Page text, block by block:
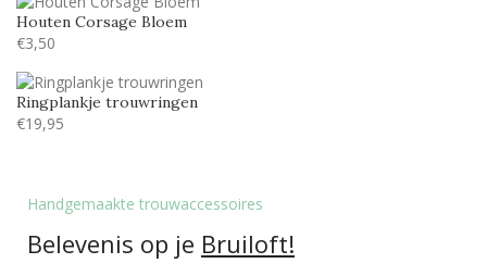
Houten Corsage Bloem
€3,50
Ringplankje trouwringen
€19,95
Handgemaakte trouwaccessoires
Belevenis op je Bruiloft!